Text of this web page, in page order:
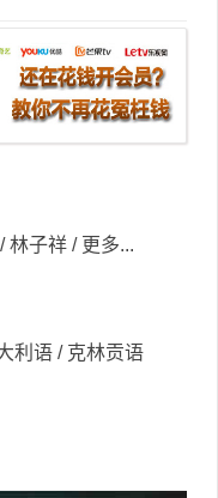
林子祥 / 更多...
利语 / 克林贡语